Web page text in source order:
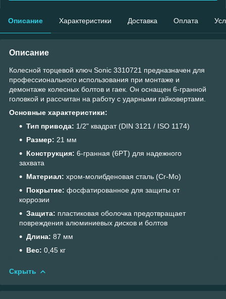
Описание Характеристики Доставка Оплата
Описание
Колесной торцевой ключ Sonic 3310721 предназначен для
профессионального использования при монтаже и
демонтаже колесных болтов и гаек. Он оснащен 6-гранной
головкой и рассчитан на работу с ударными гайковертами.​
Основные характеристики:
Тип привода: 1/2" квадрат (DIN 3121 / ISO 1174)
Размер: 21 мм
Конструкция: 6-гранная (6PT) для надежного
захвата
Материал: хром-молибденовая сталь (Cr-Mo)
Покрытие: фосфатированное для защиты от
коррозии
Защита: пластиковая оболочка предотвращает
повреждения алюминиевых дисков и болтов
Длина: 87 мм
Вес: 0,45 кг
Скрыть